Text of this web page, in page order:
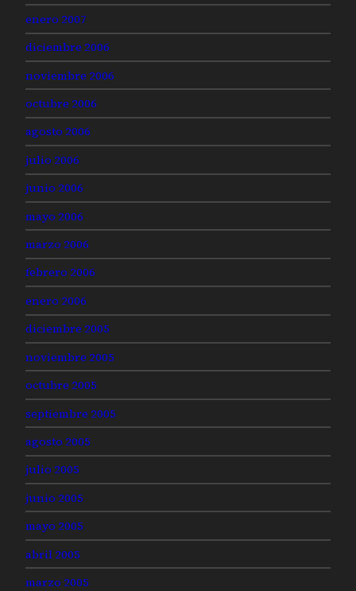
enero 2007
diciembre 2006
noviembre 2006
octubre 2006
agosto 2006
julio 2006
junio 2006
mayo 2006
marzo 2006
febrero 2006
enero 2006
diciembre 2005
noviembre 2005
octubre 2005
septiembre 2005
agosto 2005
julio 2005
junio 2005
mayo 2005
abril 2005
marzo 2005